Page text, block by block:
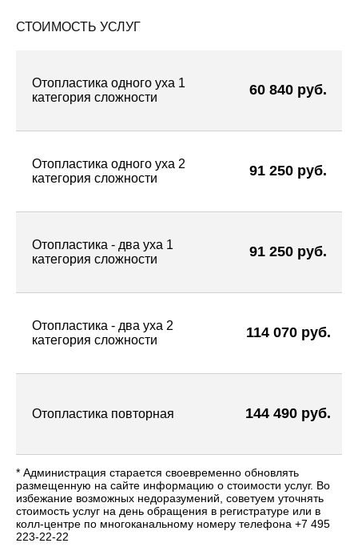
СТОИМОСТЬ УСЛУГ
Отопластика одного уха 1
категория сложности
60 840 руб.
Отопластика одного уха 2
категория сложности
91 250 руб.
Отопластика - два уха 1
категория сложности
91 250 руб.
Отопластика - два уха 2
категория сложности
114 070 руб.
Отопластика повторная 144 490 руб.
* Администрация старается своевременно обновлять
размещенную на сайте информацию о стоимости услуг. Во
избежание возможных недоразумений, советуем уточнять
стоимость услуг на день обращения в регистратуре или в
колл-центре по многоканальному номеру телефона +7 495
223-22-22